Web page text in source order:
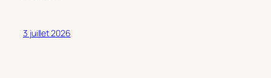
3 juillet 2026